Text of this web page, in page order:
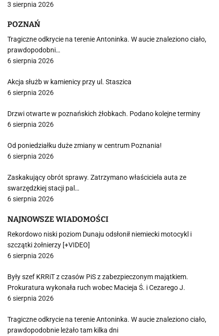
3 sierpnia 2026
POZNAŃ
Tragiczne odkrycie na terenie Antoninka. W aucie znaleziono ciało,
prawdopodobni…
6 sierpnia 2026
Akcja służb w kamienicy przy ul. Staszica
6 sierpnia 2026
Drzwi otwarte w poznańskich żłobkach. Podano kolejne terminy
6 sierpnia 2026
Od poniedziałku duże zmiany w centrum Poznania!
6 sierpnia 2026
Zaskakujący obrót sprawy. Zatrzymano właściciela auta ze
swarzędzkiej stacji pal…
6 sierpnia 2026
NAJNOWSZE WIADOMOŚCI
Rekordowo niski poziom Dunaju odsłonił niemiecki motocykl i
szczątki żołnierzy [+VIDEO]
6 sierpnia 2026
Były szef KRRiT z czasów PiS z zabezpieczonym majątkiem.
Prokuratura wykonała ruch wobec Macieja Ś. i Cezarego J.
6 sierpnia 2026
Tragiczne odkrycie na terenie Antoninka. W aucie znaleziono ciało,
prawdopodobnie leżało tam kilka dni